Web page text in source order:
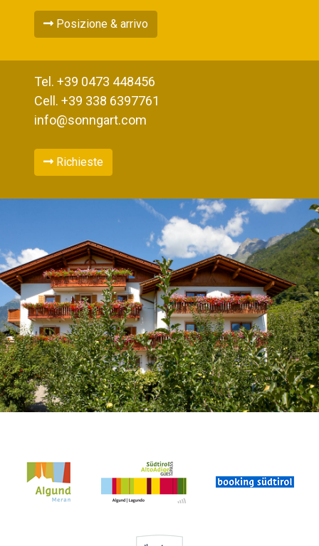
Posizione & arrivo
Tel. +39 0473 448456
Cell. +39 338 6397761
info@sonngart.com
Richieste